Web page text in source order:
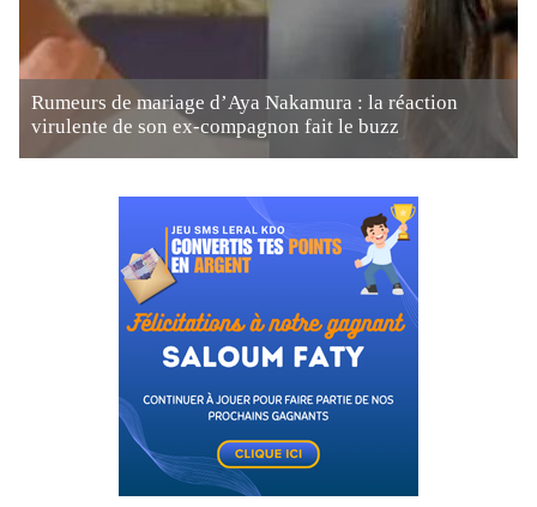
Rumeurs de mariage d’Aya Nakamura : la réaction
virulente de son ex-compagnon fait le buzz